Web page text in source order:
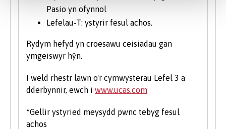
Pasio yn ofynnol
Lefelau-T: ystyrir fesul achos.
Rydym hefyd yn croesawu ceisiadau gan
ymgeiswyr hŷn.
I weld rhestr lawn o'r cymwysterau Lefel 3 a
dderbynnir, ewch i www.ucas.com
*Gellir ystyried meysydd pwnc tebyg fesul
achos